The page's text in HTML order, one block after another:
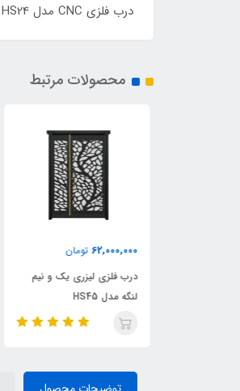
درب فلزی CNC مدل HS24 با طراحی نیم‌دایره اسلیمی در مرکز و خطوط افقی مدرن، انتخابی شیک و متفاوت برای ورودی ساختمان‌های امروزی است
محصولات مرتبط
62,000,000 تومان
درب فلزی لیزری یک و نیم
لنگه مدل HS45